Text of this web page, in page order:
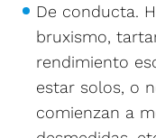
De conducta.
bruxismo,
rendimiento
estar solos, o
comienzan a